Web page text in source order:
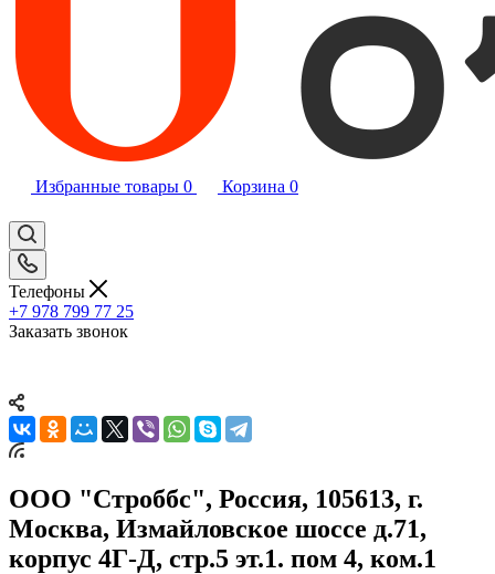
Избранные товары 0 Корзина 0
Телефоны
+7 978 799 77 25
Заказать звонок
ООО "Строббс", Россия, 105613, г.
Москва, Измайловское шоссе д.71,
корпус 4Г-Д, стр.5 эт.1. пом 4, ком.1